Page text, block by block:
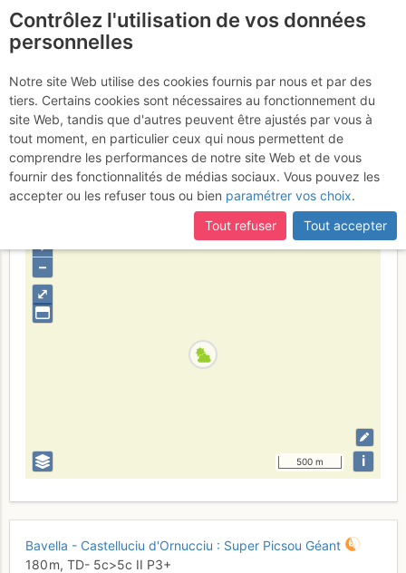
Castelluciu d'Ornucciu :
Super Picsou Géant
Mardi 13
juin 2017
Corse-du-Sud
⤢
+
–
500 m i
Bavella - Castelluciu d'Ornucciu : Super Picsou Géant
180 m, TD- 5c>5c II P3+
Contrôlez l'utilisation de vos données
personnelles
Notre site Web utilise des cookies fournis par nous et par des
tiers. Certains cookies sont nécessaires au fonctionnement du
site Web, tandis que d'autres peuvent être ajustés par vous à
tout moment, en particulier ceux qui nous permettent de
comprendre les performances de notre site Web et de vous
fournir des fonctionnalités de médias sociaux. Vous pouvez les
accepter ou les refuser tous ou bien paramétrer vos choix.
Tout refuser
Tout accepter